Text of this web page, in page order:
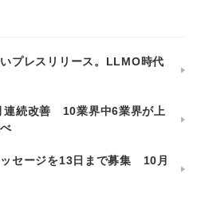
プレスリリース。LLMO時代
連続改善 10業界中6業界が上
セージを13日まで募集 10月